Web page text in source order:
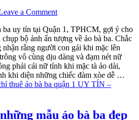
a Comment
ba uy tín tại Quận 1, TPHCM, gợi ý cho
bộ ảnh ấn tượng về áo bà ba. Chắc
nhận rằng người con gái khi mặc lên
vô cùng dịu dàng và đạm nét nữ
phải cái nữ tính khi mặc tà áo dài,
khi diện những chiếc đàm xòe dễ …
thuê áo bà ba quận 1 UY TÍN –
mẫu áo bà ba đẹp